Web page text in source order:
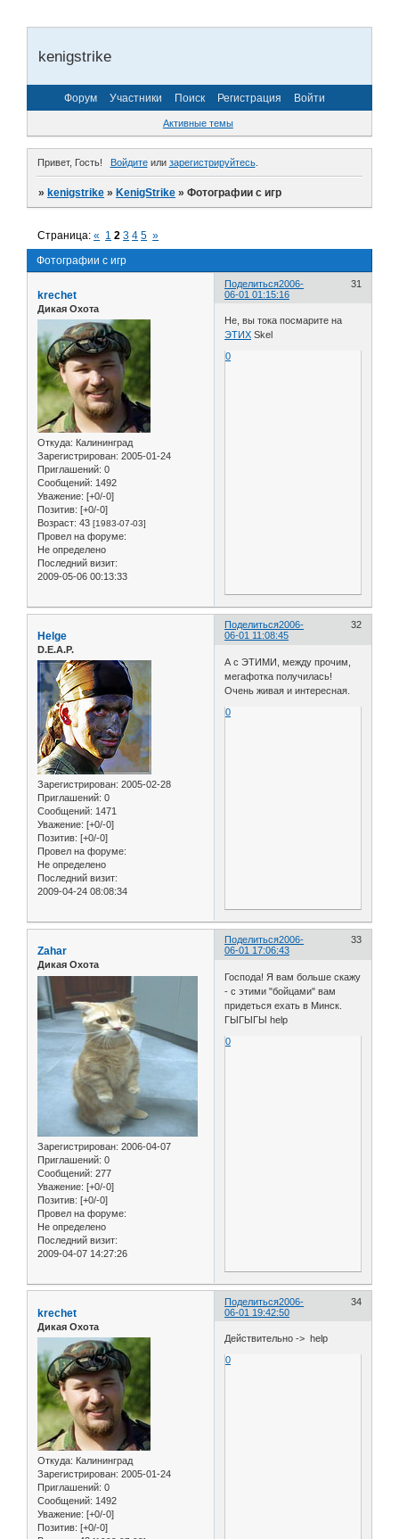
kenigstrike
Форум Участники Поиск Регистрация Войти
Активные темы
Привет, Гость! Войдитеили зарегистрируйтесь.
»kenigstrike »KenigStrike »Фотографии с игр
Фотографии с игр
Страница:« 1 2 3 4 5 »
Поделиться 31
2006-
06-01 01:15:16
krechet
Дикая Охота
Откуда: Калининград
Зарегистрирован: 2005-01-24
Приглашений: 0
Сообщений: 1492
Уважение: [+0/-0]
Позитив: [+0/-0]
Возраст: 43 [1983-07-03]
Провел на форуме:
Не определено
Последний визит:
2009-05-06 00:13:33
Не, вы тока посмарите на
ЭТИХ Skel
0
Поделиться 32
2006-
06-01 11:08:45
Helge
D.E.A.P.
Зарегистрирован: 2005-02-28
Приглашений: 0
Сообщений: 1471
Уважение: [+0/-0]
Позитив: [+0/-0]
Провел на форуме:
Не определено
Последний визит:
2009-04-24 08:08:34
А с ЭТИМИ, между прочим,
мегафотка получилась!
Очень живая и интересная.
0
Поделиться 33
2006-
06-01 17:06:43
Zahar
Дикая Охота
Зарегистрирован: 2006-04-07
Приглашений: 0
Сообщений: 277
Уважение: [+0/-0]
Позитив: [+0/-0]
Провел на форуме:
Не определено
Последний визит:
2009-04-07 14:27:26
Господа! Я вам больше скажу
- с этими "бойцами" вам
придеться ехать в Минск.
ГЫГЫГЫ help
0
Поделиться 34
2006-
06-01 19:42:50
krechet
Дикая Охота
Откуда: Калининград
Зарегистрирован: 2005-01-24
Приглашений: 0
Сообщений: 1492
Уважение: [+0/-0]
Позитив: [+0/-0]
Действительно -> help
0